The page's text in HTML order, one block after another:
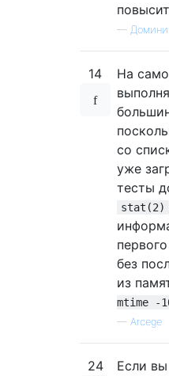
—
14 На
со
уже
тесты
stat(2)
первого
без
из
mtime -
— Arcege
24
Если